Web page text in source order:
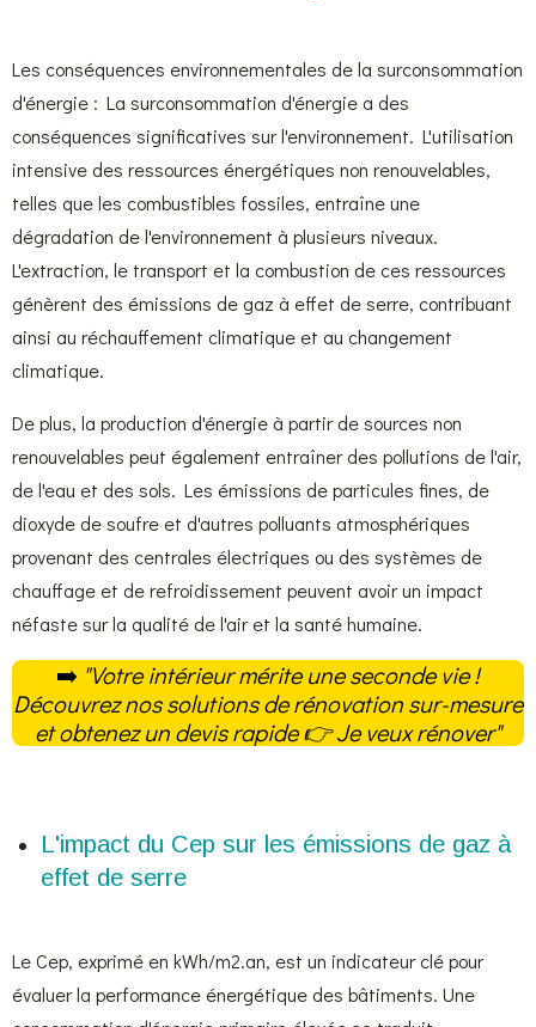
Les conséquences environnementales de la surconsommation
d'énergie : La surconsommation d'énergie a des
conséquences significatives sur l'environnement. L'utilisation
intensive des ressources énergétiques non renouvelables,
telles que les combustibles fossiles, entraîne une
dégradation de l'environnement à plusieurs niveaux.
L'extraction, le transport et la combustion de ces ressources
génèrent des émissions de gaz à effet de serre, contribuant
ainsi au réchauffement climatique et au changement
climatique.
De plus, la production d'énergie à partir de sources non
renouvelables peut également entraîner des pollutions de l'air,
de l'eau et des sols. Les émissions de particules fines, de
dioxyde de soufre et d'autres polluants atmosphériques
provenant des centrales électriques ou des systèmes de
chauffage et de refroidissement peuvent avoir un impact
néfaste sur la qualité de l'air et la santé humaine.
➡️ "Votre intérieur mérite une seconde vie !
Découvrez nos solutions de rénovation sur-mesure
et obtenez un devis rapide👉Je veux rénover"
L'impact du Cep sur les émissions de gaz à
effet de serre
Le Cep, exprimé en kWh/m2.an, est un indicateur clé pour
évaluer la performance énergétique des bâtiments. Une